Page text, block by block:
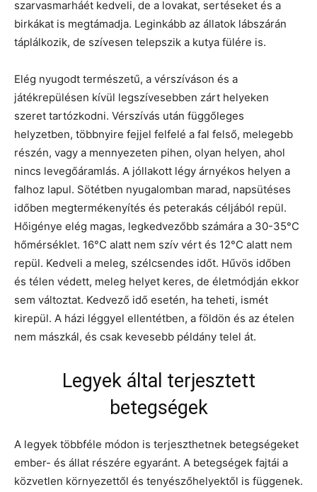
szarvasmarháét kedveli, de a lovakat, sertéseket és a
birkákat is megtámadja. Leginkább az állatok lábszárán
táplálkozik, de szívesen telepszik a kutya fülére is.
Elég nyugodt természetű, a vérszíváson és a
játékrepülésen kívül legszívesebben zárt helyeken
szeret tartózkodni. Vérszívás után függőleges
helyzetben, többnyire fejjel felfelé a fal felső, melegebb
részén, vagy a mennyezeten pihen, olyan helyen, ahol
nincs levegőáramlás. A jóllakott légy árnyékos helyen a
falhoz lapul. Sötétben nyugalomban marad, napsütéses
időben megtermékenyítés és peterakás céljából repül.
Hőigénye elég magas, legkedvezőbb számára a 30-35°C
hőmérséklet. 16°C alatt nem szív vért és 12°C alatt nem
repül. Kedveli a meleg, szélcsendes időt. Hűvös időben
és télen védett, meleg helyet keres, de életmódján ekkor
sem változtat. Kedvező idő esetén, ha teheti, ismét
kirepül. A házi léggyel ellentétben, a földön és az ételen
nem mászkál, és csak kevesebb példány telel át.
Legyek által terjesztett
betegségek
A legyek többféle módon is terjeszthetnek betegségeket
ember- és állat részére egyaránt. A betegségek fajtái a
közvetlen környezettől és tenyészőhelyektől is függenek.